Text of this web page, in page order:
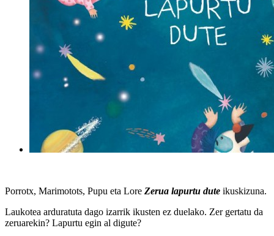
Porrotx, Marimotots, Pupu eta Lore Zerua lapurtu dute ikuskizuna.
Laukotea arduratuta dago izarrik ikusten ez duelako. Zer gertatu da
zeruarekin? Lapurtu egin al digute?